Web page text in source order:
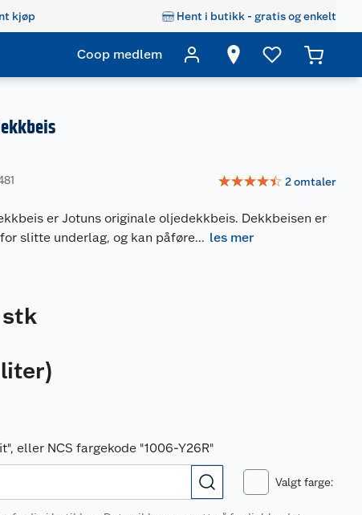
kjøp Hent i butikk - gratis og enkelt
Coop medlem
☆☆☆☆☆ 2omtaler
er Jotuns originale oljedekkbeis. Dekkbeisen er
slitte underlag, og kan påføre... les mer
stk
)
eller NCS fargekode "1006-Y26R"
Valgt farge: